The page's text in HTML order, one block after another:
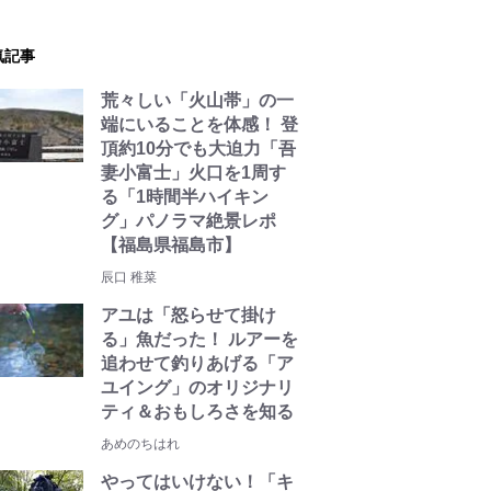
記事
荒々しい「火山帯」の一
端にいることを体感！ 登
頂約10分でも大迫力「吾
妻小富士」火口を1周す
る「1時間半ハイキン
グ」パノラマ絶景レポ
【福島県福島市】
辰口 稚菜
アユは「怒らせて掛け
る」魚だった！ ルアーを
追わせて釣りあげる「ア
ユイング」のオリジナリ
ティ＆おもしろさを知る
あめのちはれ
やってはいけない！「キ